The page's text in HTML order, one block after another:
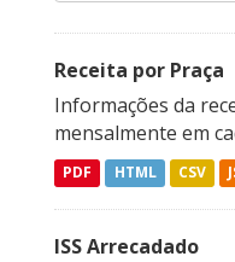
Receita por Praça
Informações da
mensalmente em
PDF HTML CSV
ISS Arrecadado